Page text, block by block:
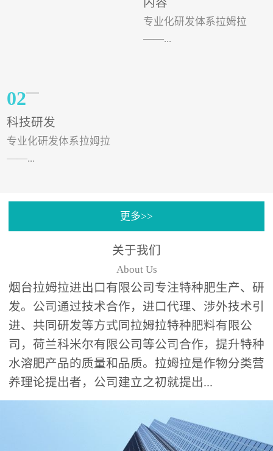
内容
专业化研发体系拉姆拉
——...
02
科技研发
专业化研发体系拉姆拉
——...
分中心”的科研开发系统，
更多>>
关于我们
About Us
烟台拉姆拉进出口有限公司专注特种肥生产、研
发。公司通过技术合作，进口代理、涉外技术引
进、共同研发等方式同拉姆拉特种肥料有限公
司，荷兰科米尔有限公司等公司合作，提升特种
水溶肥产品的质量和品质。拉姆拉是作物分类营
养理论提出者，公司建立之初就提出...